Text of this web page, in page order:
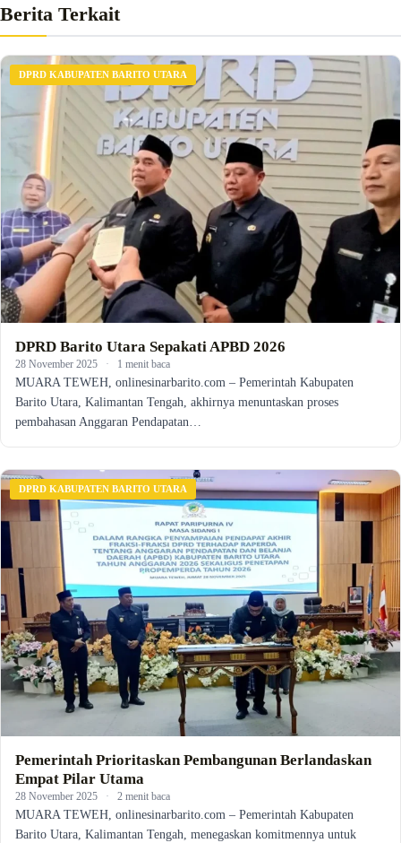
Berita Terkait
DPRD KABUPATEN BARITO UTARA
DPRD Barito Utara Sepakati APBD 2026
28 November 2025 · 1 menit baca
MUARA TEWEH, onlinesinarbarito.com – Pemerintah Kabupaten
Barito Utara, Kalimantan Tengah, akhirnya menuntaskan proses
pembahasan Anggaran Pendapatan…
DPRD KABUPATEN BARITO UTARA
Pemerintah Prioritaskan Pembangunan Berlandaskan
Empat Pilar Utama
28 November 2025 · 2 menit baca
MUARA TEWEH, onlinesinarbarito.com – Pemerintah Kabupaten
Barito Utara, Kalimantan Tengah, menegaskan komitmennya untuk